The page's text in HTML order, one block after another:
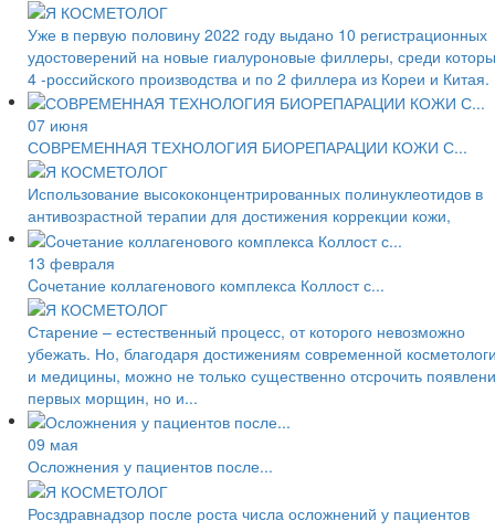
Уже в первую половину 2022 году выдано 10 регистрационных
удостоверений на новые гиалуроновые филлеры, среди
4 -российского производства и по 2 филлера из Кореи и Китая.
07 июня
СОВРЕМЕННАЯ ТЕХНОЛОГИЯ БИОРЕПАРАЦИИ КОЖИ С...
Использование высококонцентрированных полинуклеотидов в
антивозрастной терапии для достижения коррекции кожи,
13 февраля
Cочетание коллагенового комплекса Коллост с...
Старение – естественный процесс, от которого невозможно
убежать. Но, благодаря достижениям современной
и медицины, можно не только существенно отсрочить
первых морщин, но и...
09 мая
Осложнения у пациентов после...
Росздравнадзор после роста числа осложнений у пациентов